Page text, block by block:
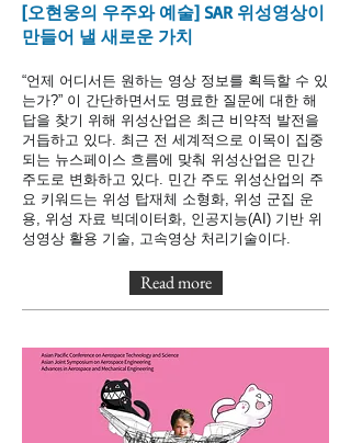
[오현웅의 우주와 예술] SAR 위성영상이
만들어 낼 새로운 가치
“언제 어디서든 원하는 영상 정보를 획득할 수 있
는가?” 이 간단하면서도 명료한 질문에 대한 해
답을 찾기 위해 위성산업은 최근 비약적 발전을
거듭하고 있다. 최근 전 세계적으로 이목이 집중
되는 뉴스페이스 흐름에 맞춰 위성산업은 민간
주도로 변화하고 있다. 민간 주도 위성산업의 주
요 키워드는 위성 탑재체 소형화, 위성 군집 운
용, 위성 자료 빅데이터화, 인공지능(AI) 기반 위
성영상 활용 기술, 고속영상 처리기술이다.
Read more